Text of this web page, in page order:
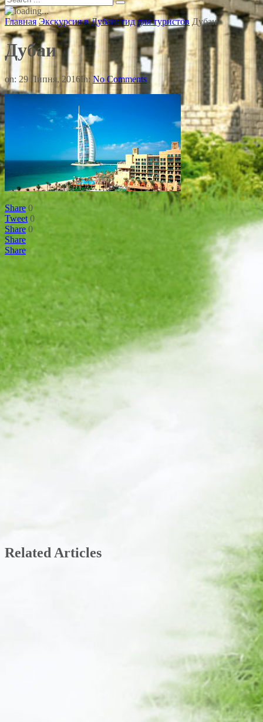
Главная Экскурсия в Дубаи: гид для туристов Дубаи
Дубаи
on: 29 Липня, 2016In: No Comments
Share 0
Tweet 0
Share 0
Share
Share
Related Articles